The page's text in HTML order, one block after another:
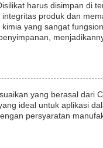
harus disimpan di
produk dan
yang sangat
yang berasal
ideal untuk aplikasi
persyaratan